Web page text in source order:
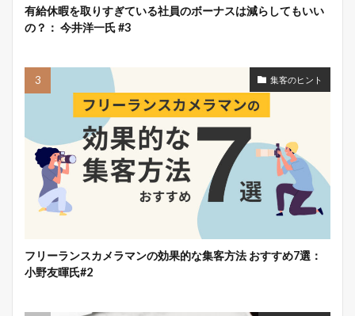
有給休暇を取りすぎている社員のボーナスは減らしてもいい
の？： 今井洋一氏 #3
集客のヒント
フリーランスカメラマンの効果的な集客方法 おすすめ7選：
小野友暉氏#2